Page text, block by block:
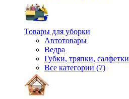
Товары для уборки
Автотовары
Ведра
Губки, тряпки, салфетки
Все категории (7)